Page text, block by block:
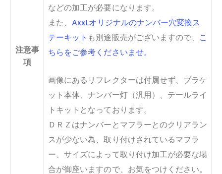
注意事
項
などの加工が必要になります。
また、AxxLオリジナルのナンバー穴変換ス
テーキット も別途販売がございますので、 こ
ちらをご参考くださいませ。
画像にあるリフレクターは付属せず、ブラケ
ット本体、ナンバー灯（汎用）、テールライ
トキットとなっております。
ＤＲＺはナンバーとマフラーとのクリアラン
スが少ない為、取り付けされているマフラ
ー、サイズによって取り付け加工が必要な場
合が御座いますので、お気をつけください。